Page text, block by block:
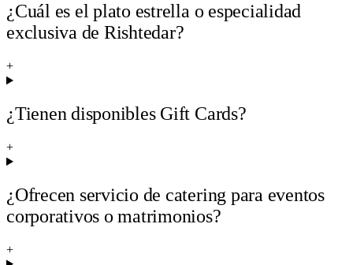
¿Cuál es el plato estrella o especialidad
exclusiva de Rishtedar?
+
¿Tienen disponibles Gift Cards?
+
¿Ofrecen servicio de catering para eventos
corporativos o matrimonios?
+